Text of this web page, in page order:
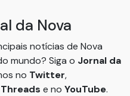
da Nova
notícias de Nova
mundo? Siga o Jornal da
no Twitter,
Threads e no YouTube.